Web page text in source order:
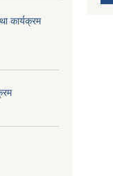
कार्यक्रम